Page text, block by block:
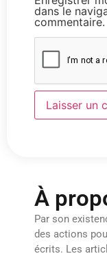
dans le
commentaire.
À
Par son
des actions
écrits. Les